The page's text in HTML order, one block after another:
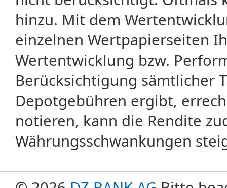
hinzu. Mit dem
einzelnen Wertpapierseiten
Wertentwicklung bzw.
Berücksichtigung sämtlicher
Depotgebühren ergibt,
notieren, kann die Rendite
Währungsschwankungen